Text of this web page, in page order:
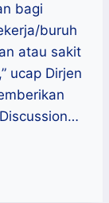
bagi
buruh
atau sakit
ucap Dirjen